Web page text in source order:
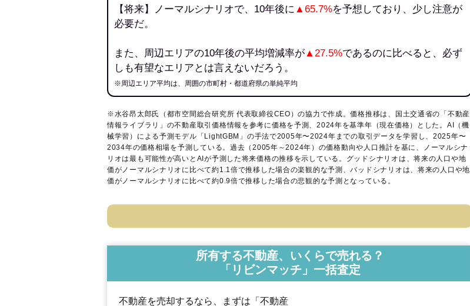
【将来】ノーマルシナリオで、10年後に ▲65.7%を予想しており、少し注意が
必要だ。
また、周辺エリアの10年後の平均増減率が▲27.5%であるのに比べると、必ず
しも有望なエリアとは言えないだろう。
※周辺エリア平均は、周囲の市町村・都道府県の単純平均
※水谷昂太郎氏（都市空間総合研究所 代表取締役CEO）の協力で作成。価格推移は、国土交通省の「 不動産
情報ライブラリ 」の不動産取引価格情報を参考に価格を予測、2024年を基準年（現在価格）とした。AI（機
械学習）による予測モデル「LightGBM」の手法で2005年〜2024年までの取引データを学習し、2025年〜
2034年の価格相場を予測している。過去（2005年～2024年）の価格動向や人口推計を基に、ノーマルシナ
リオは最も可能性が高いとAIが予測した将来価格の推移を示している。グッドシナリオは、将来の人口や地
価がノーマルシナリオに比べて約1.1倍で推移した場合の楽観的な予測、バッドシナリオは、将来の人口や地
価がノーマルシナリオに比べて約0.9倍で推移した場合の悲観的な予測となっている。
所有する不動産、いくらで売れる？
「リビンマッチ」一括査定
不動産を売却するなら、まずは「不動産